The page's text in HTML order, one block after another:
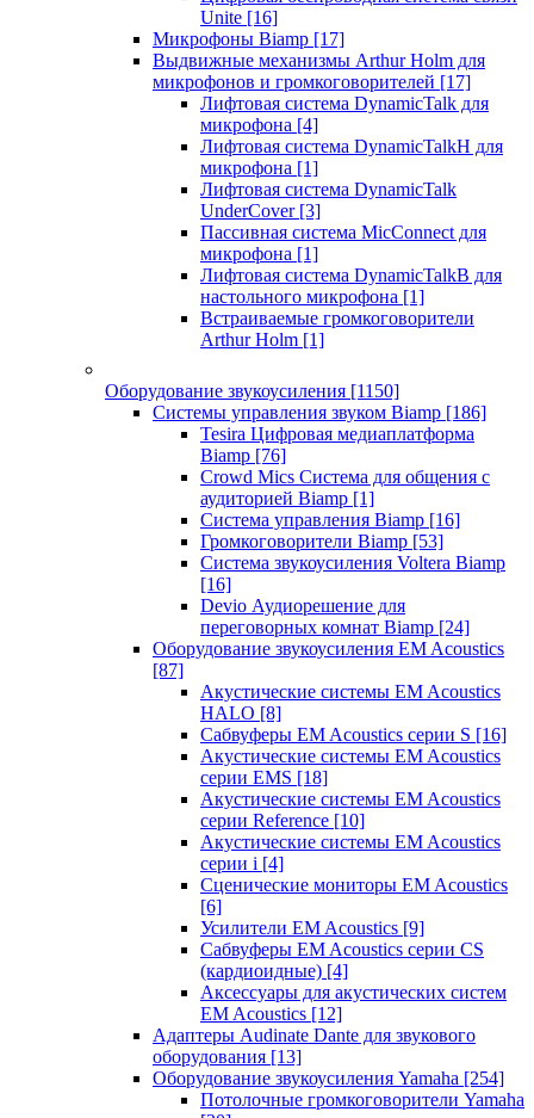
Unite [16]
Микрофоны Biamp [17]
Выдвижные механизмы Arthur Holm для
микрофонов и громкоговорителей [17]
Лифтовая система DynamicTalk для
микрофона [4]
Лифтовая система DynamicTalkH для
микрофона [1]
Лифтовая система DynamicTalk
UnderCover [3]
Пассивная система MicConnect для
микрофона [1]
Лифтовая система DynamicTalkB для
настольного микрофона [1]
Встраиваемые громкоговорители
Arthur Holm [1]
Оборудование звукоусиления [1150]
Системы управления звуком Biamp [186]
Tesira Цифровая медиаплатформа
Biamp [76]
Crowd Mics Система для общения с
аудиторией Biamp [1]
Система управления Biamp [16]
Громкоговорители Biamp [53]
Система звукоусиления Voltera Biamp
[16]
Devio Аудиорешение для
переговорных комнат Biamp [24]
Оборудование звукоусиления EM Acoustics
[87]
Акустические системы EM Acoustics
HALO [8]
Сабвуферы EM Acoustics серии S [16]
Акустические системы EM Acoustics
серии EMS [18]
Акустические системы EM Acoustics
серии Reference [10]
Акустические системы EM Acoustics
серии i [4]
Сценические мониторы EM Acoustics
[6]
Усилители EM Acoustics [9]
Сабвуферы EM Acoustics серии CS
(кардиоидные) [4]
Аксессуары для акустических систем
EM Acoustics [12]
Адаптеры Audinate Dante для звукового
оборудования [13]
Оборудование звукоусиления Yamaha [254]
Потолочные громкоговорители Yamaha